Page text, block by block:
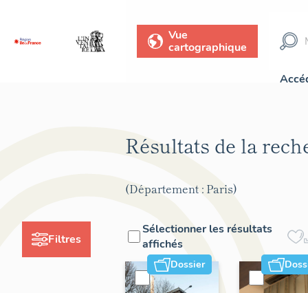
Vue
cartographique
Filtres
Résultats de la
(Département : Paris)
Sélectionner les résultats
affichés
Dossier